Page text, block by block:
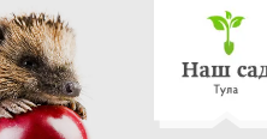
Каталог
Гортензии